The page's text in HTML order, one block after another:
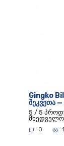
Gingko
შეკვეთა
5 / 5
0